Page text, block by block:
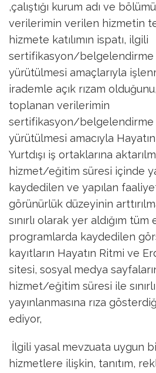
,çalıştığı kurum adı ve
verilerimin verilen hizmetin
hizmete katılımın ispatı, ilgili
sertifikasyon/belgelendirme
yürütülmesi amaçlarıyla
irademle açık rızam
toplanan verilerimin
sertifikasyon/belgelendirme
yürütülmesi amacıyla
Yurtdışı iş ortaklarına
hizmet/eğitim süresi içinde
kaydedilen ve yapılan
görünürlük düzeyinin
sınırlı olarak yer aldığım
programlarda kaydedilen
kayıtların Hayatın Ritmi ve
sitesi, sosyal medya
hizmet/eğitim süresi ile sınırlı
yayınlanmasına rıza
İlgili yasal mevzuata uygun
hizmetlere ilişkin, tanıtım,